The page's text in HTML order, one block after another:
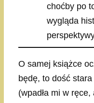
choćby po
wygląda
O samej książce
będę, to dość
(wpadła mi w